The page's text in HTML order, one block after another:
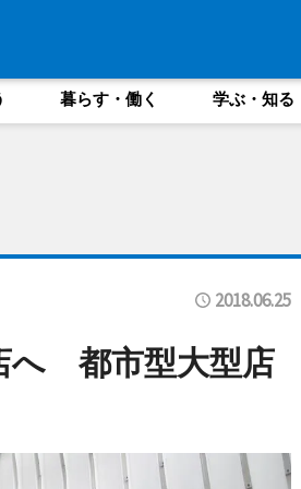
暮らす・働く 学ぶ・知る
2018.06.25
へ 都市型大型店